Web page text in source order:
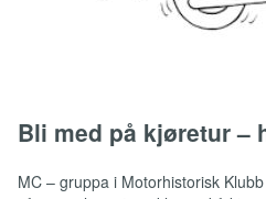
Bli med på kjøretur –
MC – gruppa i Motorhistorisk